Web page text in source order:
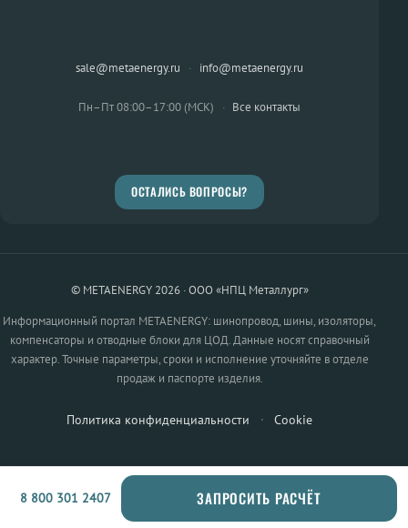
sale@metaenergy.ru · info@metaenergy.ru
Пн–Пт 08:00–17:00 (МСК) · Все контакты
ОСТАЛИСЬ ВОПРОСЫ?
© METAENERGY 2026 · ООО «НПЦ Металлург»
Информационный портал METAENERGY: шинопровод, шины, изоляторы,
компенсаторы и отводные блоки для ЦОД. Данные носят справочный
характер. Точные параметры, сроки и исполнение уточняйте в отделе
продаж и паспорте изделия.
Политика конфиденциальности · Cookie
8 800 301 2407 ЗАПРОСИТЬ РАСЧЁТ